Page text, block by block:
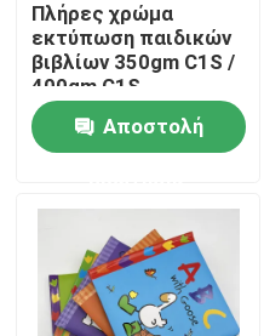
Μας ελάτε σε επαφή με
Ειδήσεις
Εκτύπωση βιβλίων καφέ
Εκτύπωση Καρτών Ταρώ
Πλήρες χρώμα
εκτύπωση παιδικών
βιβλίων 350gm C1S /
400gm C1S
Λάμιναρισμός
λαμπερόςΑποστολή